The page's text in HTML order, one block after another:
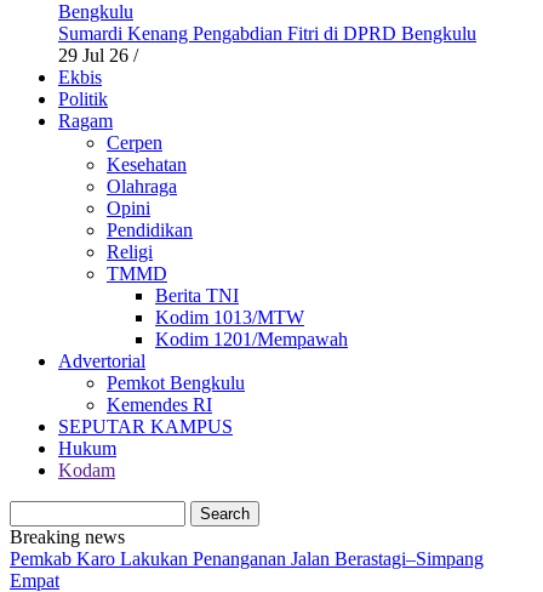
Bengkulu
Sumardi Kenang Pengabdian Fitri di DPRD Bengkulu
29 Jul 26 /
Ekbis
Politik
Ragam
Cerpen
Kesehatan
Olahraga
Opini
Pendidikan
Religi
TMMD
Berita TNI
Kodim 1013/MTW
Kodim 1201/Mempawah
Advertorial
Pemkot Bengkulu
Kemendes RI
SEPUTAR KAMPUS
Hukum
Kodam
Breaking news
Pemkab Karo Lakukan Penanganan Jalan Berastagi–Simpang
Empat